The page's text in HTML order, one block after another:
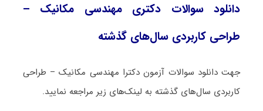
دانلود سوالات دکتری مهندسی مکانیک –
طراحی کاربردی سال‌های گذشته
جهت دانلود سوالات آزمون دکترا مهندسی مکانیک – طراحی
کاربردی سال‌های گذشته به لینک‌های زیر مراجعه نمایید.